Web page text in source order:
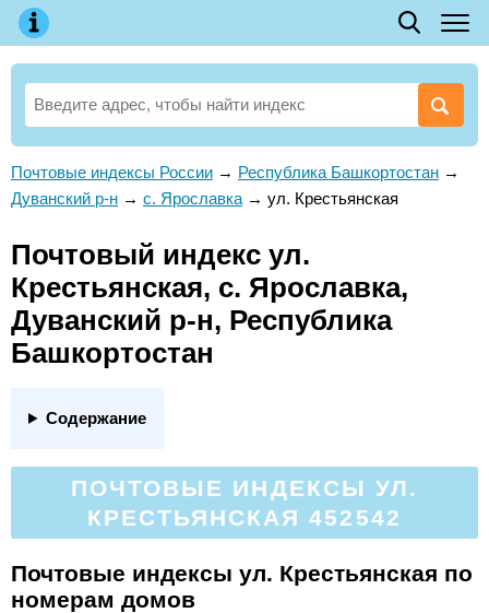
Почтовые индексы России → Республика Башкортостан →
Дуванский р-н → с. Ярославка → ул. Крестьянская
Почтовый индекс ул.
Крестьянская, с. Ярославка,
Дуванский р-н, Республика
Башкортостан
Содержание
ПОЧТОВЫЕ ИНДЕКСЫ УЛ.
КРЕСТЬЯНСКАЯ 452542
Почтовые индексы ул. Крестьянская по
номерам домов